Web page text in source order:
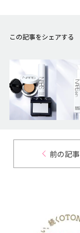
この記事をシェアする
前の記事